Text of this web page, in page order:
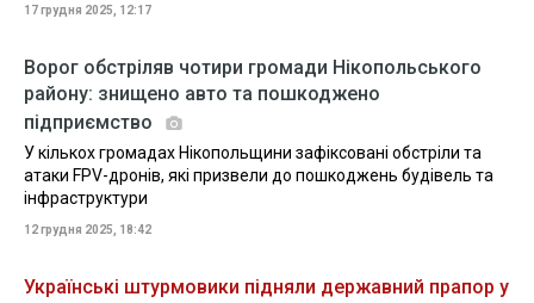
17 грудня 2025, 12:17
Ворог обстріляв чотири громади Нікопольського
району: знищено авто та пошкоджено
підприємство
У кількох громадах Нікопольщини зафіксовані обстріли та
атаки FPV-дронів, які призвели до пошкоджень будівель та
інфраструктури
12 грудня 2025, 18:42
Українські штурмовики підняли державний прапор у